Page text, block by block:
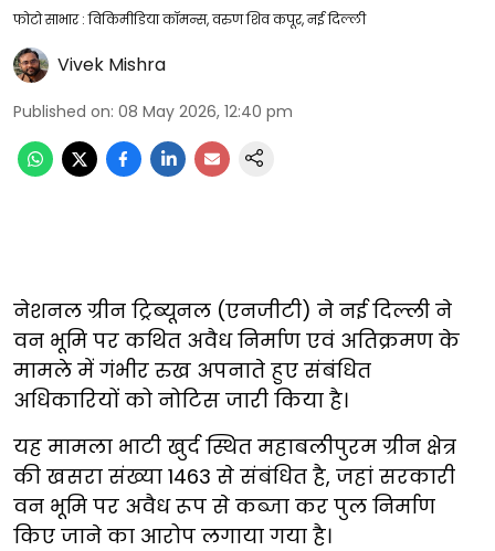
फोटो साभार : विकिमीडिया कॉमन्स, वरुण शिव कपूर, नई दिल्ली
Vivek Mishra
Published on: 08 May 2026, 12:40 pm
नेशनल ग्रीन ट्रिब्यूनल (एनजीटी) ने नई दिल्ली ने
वन भूमि पर कथित अवैध निर्माण एवं अतिक्रमण के
मामले में गंभीर रुख अपनाते हुए संबंधित
अधिकारियों को नोटिस जारी किया है।
यह मामला भाटी खुर्द स्थित महाबलीपुरम ग्रीन क्षेत्र
की खसरा संख्या 1463 से संबंधित है, जहां सरकारी
वन भूमि पर अवैध रूप से कब्जा कर पुल निर्माण
किए जाने का आरोप लगाया गया है।